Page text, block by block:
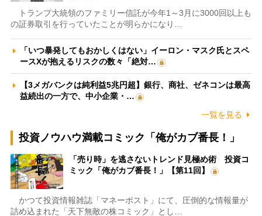
トランプ大統領のファミリー信託が今年1～3月に3000回以上も
の証券取引を行っていたことが明らかになり…
「いつ暴発してもおかしくはない」イーロン・マスク氏とスペ
ースXが抱えるリスクの数々「絶対…
【3メガバンクは純利益5兆円超】銀行、商社、ゼネコンは最高
益続出の一方で、中小企業・…
一覧を見る
投資ノウハウ満載コミック「俺がカブ番長！」
「売り時」を逃さないトレンド見極め術 投資コ
ミック「俺がカブ番長！」【第11回】
かつて投資情報雑誌「マネーポスト」にて、圧倒的な情報量が
詰め込まれた「天下無敵の株コミック」とし…